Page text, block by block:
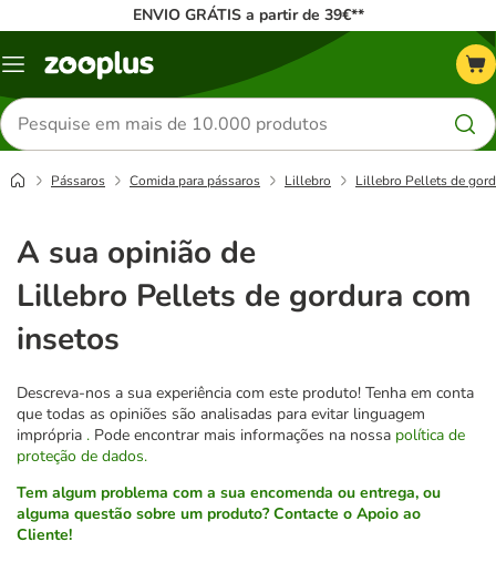
ENVIO GRÁTIS a partir de 39€**
Menu
Pesquisar
produtos
Pássaros Comida para pássaros Lillebro Lillebro Pellets de
A sua opinião de
Lillebro Pellets de gordura com
insetos
Descreva-nos a sua experiência com este produto! Tenha em conta
que todas as opiniões são analisadas para evitar linguagem
imprópria . Pode encontrar mais informações na nossa política de
proteção de dados.
Tem algum problema com a sua encomenda ou entrega, ou
alguma questão sobre um produto? Contacte o Apoio ao
Cliente!